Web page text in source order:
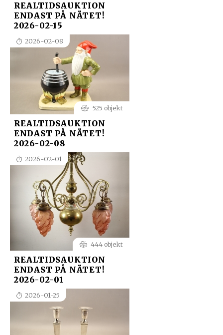
REALTIDSAUKTION
ENDAST PÅ NÄTET!
2026-02-15
2026-02-08
525 objekt
REALTIDSAUKTION
ENDAST PÅ NÄTET!
2026-02-08
2026-02-01
444 objekt
REALTIDSAUKTION
ENDAST PÅ NÄTET!
2026-02-01
2026-01-25